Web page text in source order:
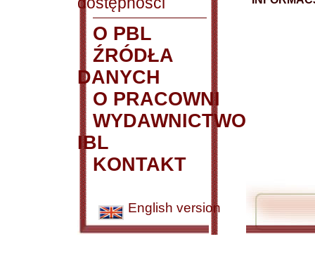
O PBL
ŹRÓDŁA
DANYCH
O PRACOWNI
WYDAWNICTWO
IBL
KONTAKT
English version